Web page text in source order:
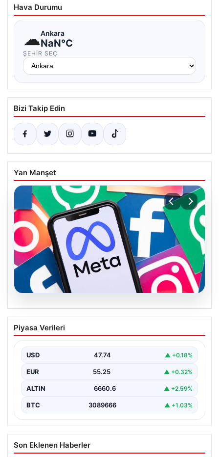
Hava Durumu
☁Ankara
NaN°C
ŞEHIR SEÇ
Bizi Takip Edin
Yan Manşet
07.08.2026
Meta’ya çocuk güvenliği davasında 567
milyon dolar ceza
Piyasa Verileri
USD 47.74 ▲ +0.18%
EUR 55.25 ▲ +0.32%
ALTIN 6660.6 ▲ +2.59%
BTC 3089666 ▲ +1.03%
Son Eklenen Haberler